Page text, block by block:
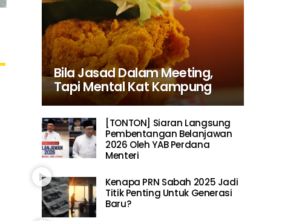
Bila Jasad Dalam Meeting,
Tapi Mental Kat Kampung
[TONTON] Siaran Langsung
Pembentangan Belanjawan
2026 Oleh YAB Perdana
Menteri
Kenapa PRN Sabah 2025 Jadi
Titik Penting Untuk Generasi
Baru?